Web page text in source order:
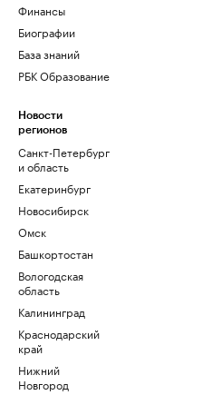
Финансы
Биографии
База знаний
РБК Образование
Новости
регионов
Санкт-Петербург
и область
Екатеринбург
Новосибирск
Омск
Башкортостан
Вологодская
область
Калининград
Краснодарский
край
Нижний
Новгород